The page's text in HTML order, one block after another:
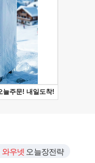
와우넷 오늘장전략